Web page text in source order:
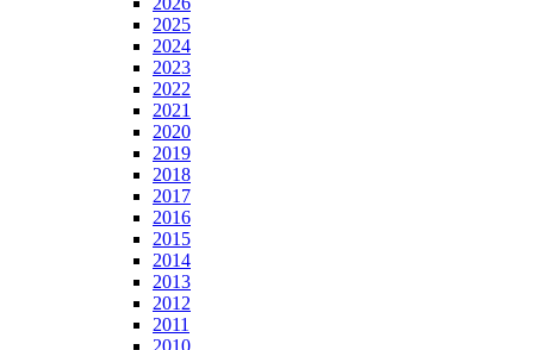
2025
2024
2023
2022
2021
2020
2019
2018
2017
2016
2015
2014
2013
2012
2011
2010